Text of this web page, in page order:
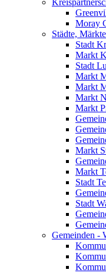
Moray
Städte,
Stadt
Markt
Stadt
Markt
Markt
Markt
Markt
Markt
Markt
Stadt
Stadt
Gemeinden -